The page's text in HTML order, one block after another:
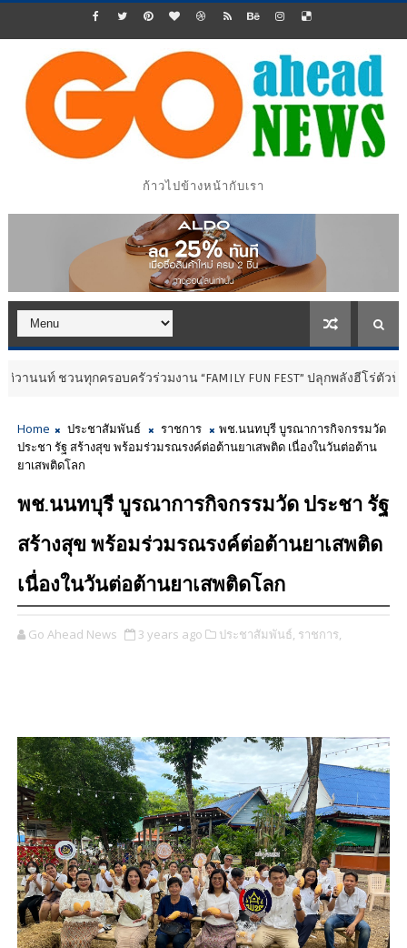
ก้าวไปข้างหน้ากับเรา
รอบครัวร่วมงาน “FAMILY FUN FEST” ปลุกพลังฮีโร่ตัวน้อย 7-16 ส.ค. นี้
Home ประชาสัมพันธ์ ราชการ
พช.นนทบุรี บูรณาการกิจกรรมวัด
ประชา รัฐ สร้างสุข พร้อมร่วมรณรงค์ต่อต้านยาเสพติด เนื่องในวันต่อต้าน
ยาเสพติดโลก
พช.นนทบุรี บูรณาการกิจกรรมวัด ประชา รัฐ
สร้างสุข พร้อมร่วมรณรงค์ต่อต้านยาเสพติด
เนื่องในวันต่อต้านยาเสพติดโลก
Go Ahead News 3 years ago ประชาสัมพันธ์, ราชการ,